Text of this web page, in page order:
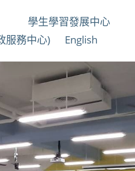
學生學習發展中心
服務中心)
English